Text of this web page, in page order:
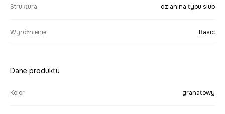
Struktura dzianina typu slub
Wyróżnienie Basic
Dane produktu
Kolor granatowy